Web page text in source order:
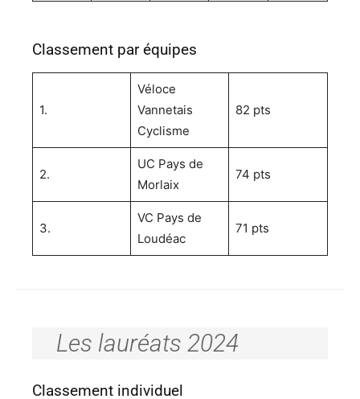
Classement par équipes
1.
Véloce
Vannetais
Cyclisme
82 pts
2.
UC Pays de
Morlaix
74 pts
3.
VC Pays de
Loudéac
71 pts
Les lauréats 2024
Classement individuel